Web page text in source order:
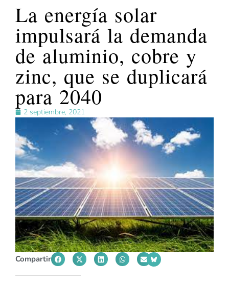
La energía solar
impulsará la demanda
de aluminio, cobre y
zinc, que se duplicará
para 2040
2 septiembre, 2021
Compartir